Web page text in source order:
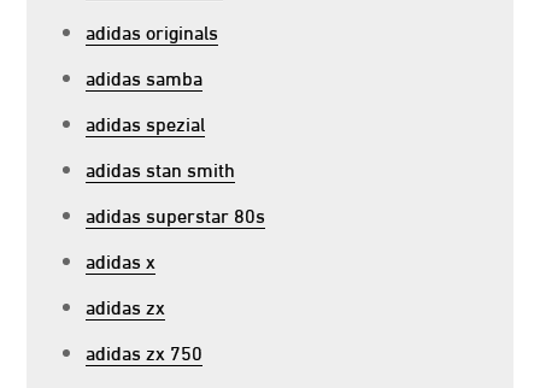
adidas originals
adidas samba
adidas spezial
adidas stan smith
adidas superstar 80s
adidas x
adidas zx
adidas zx 750